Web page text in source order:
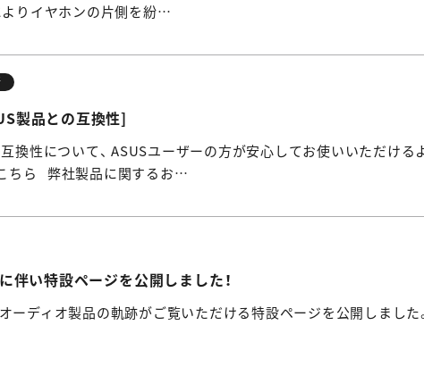
よりイヤホンの片側を紛…
製品との互換性]
性について、 ASUSユーザーの方が安心してお使いいただける
ちら 弊社製品に関するお…
い特設ページを公開しました！
ーディオ製品の軌跡がご覧いただける特設ページを公開しました